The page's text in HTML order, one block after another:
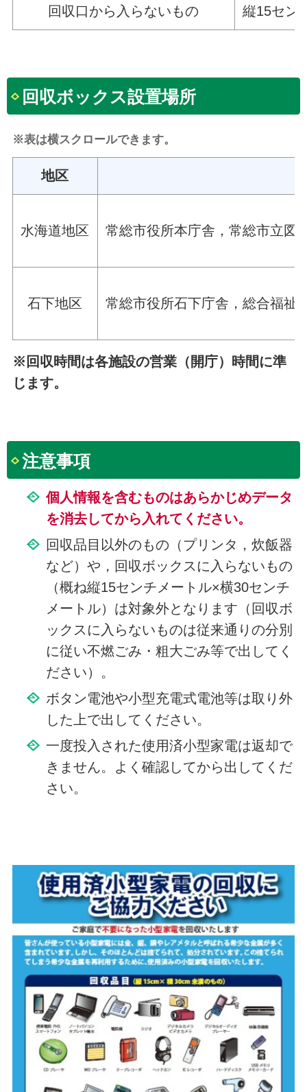
回収口から入らないもの 縦15セン
回収ボックス設置場所
※表は横スクロールできます。
地区
水海道地区 常総市役所本庁舎，常総市立図
石下地区 常総市役所石下庁舎，総合福祉
※回収時間は各施設の営業（開庁）時間に準
じます。
注意事項
個人情報を含むものはあらかじめデータ
を消去してから入れてください。
回収品目以外のもの（プリンタ，炊飯器
など）や，回収ボックスに入らないもの
（概ね縦15センチメートル×横30センチ
メートル）は対象外となります（回収ボ
ックスに入らないものは従来通りの分別
に従い不燃ごみ・粗大ごみ等で出してく
ださい）。
ボタン電池や小型充電式電池等は取り外
した上で出してください。
一度投入された使用済小型家電は返却で
きません。よく確認してから出してくだ
さい。